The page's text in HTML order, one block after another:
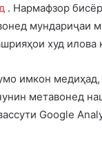
. Нармафзор
мундариҷаи
худ илова
имкон медиҳад,
метавонед
Google